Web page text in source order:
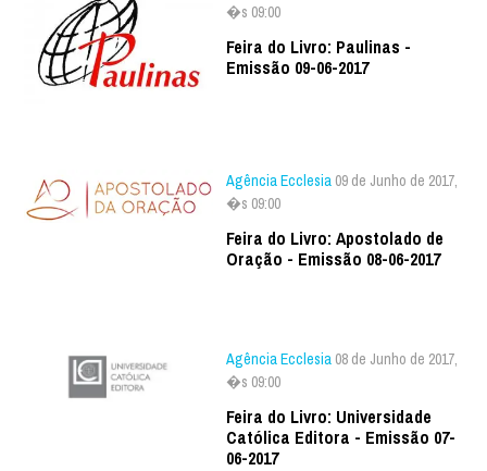
�s 09:00
Feira do Livro: Paulinas -
Emissão 09-06-2017
Agência Ecclesia 09 de Junho de 2017,
�s 09:00
Feira do Livro: Apostolado de
Oração - Emissão 08-06-2017
Agência Ecclesia 08 de Junho de 2017,
�s 09:00
Feira do Livro: Universidade
Católica Editora - Emissão 07-
06-2017